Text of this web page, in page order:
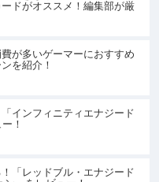
ドがオススメ！編集部が厳
が多いゲーマーにおすすめ
を紹介！
インフィニティエナジード
！
「レッドブル・エナジード